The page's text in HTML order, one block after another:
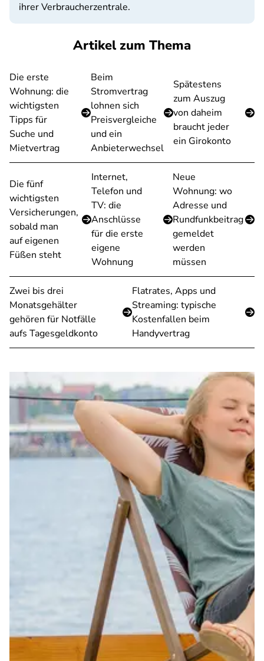
ihrer Verbraucherzentrale.
Artikel zum Thema
Die erste
Wohnung: die
wichtigsten
Tipps für
Suche und
Mietvertrag
Beim
Stromvertrag
lohnen sich
Preisvergleiche
und ein
Anbieterwechsel
Spätestens
zum Auszug
von daheim
braucht jeder
ein Girokonto
Die fünf
wichtigsten
Versicherungen,
sobald man
auf eigenen
Füßen steht
Internet,
Telefon und
TV: die
Anschlüsse
für die erste
eigene
Wohnung
Neue
Wohnung: wo
Adresse und
Rundfunkbeitrag
gemeldet
werden
müssen
Zwei bis drei
Monatsgehälter
gehören für Notfälle
aufs Tagesgeldkonto
Flatrates, Apps und
Streaming: typische
Kostenfallen beim
Handyvertrag